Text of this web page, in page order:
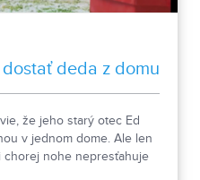
deda z domu
že jeho starý otec Ed
v jednom dome. Ale len
chorej nohe nepresťahuje